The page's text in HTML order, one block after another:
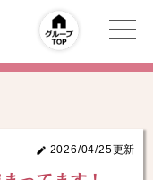
2026/04/25更新